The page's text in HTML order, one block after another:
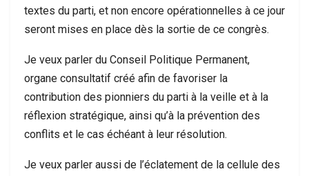
textes du parti, et non encore opérationnelles à ce jour
seront mises en place dès la sortie de ce congrès.
Je veux parler du Conseil Politique Permanent,
organe consultatif créé afin de favoriser la
contribution des pionniers du parti à la veille et à la
réflexion stratégique, ainsi qu’à la prévention des
conflits et le cas échéant à leur résolution.
Je veux parler aussi de l’éclatement de la cellule des